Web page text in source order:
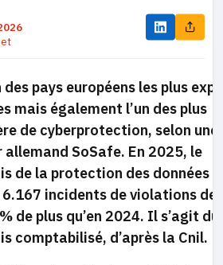
des pays européens les plus
mais également l’un des plus
de cyberprotection, selon une
allemand SoSafe. En 2025, le
de la protection des données
incidents de violations de
de plus qu’en 2024. Il s’agit du
comptabilisé, d’après la Cnil.